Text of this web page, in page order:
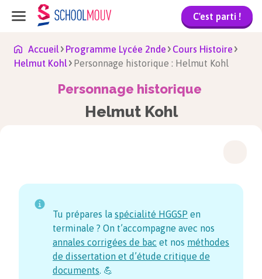
C'est parti !
Accueil Programme Lycée 2nde
Cours Histoire
Helmut Kohl
Personnage historique : Helmut Kohl
Personnage historique
Helmut Kohl
Tu prépares la spécialité HGGSP en
terminale ? On t’accompagne avec nos
annales corrigées de bac et nos méthodes
de dissertation et d’étude critique de
documents. 💪